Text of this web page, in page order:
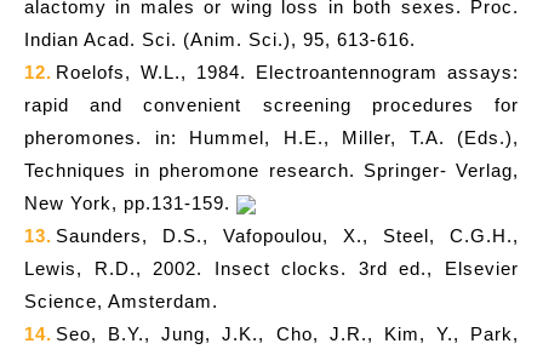
alactomy in males or wing loss in both sexes. Proc.
Indian Acad. Sci. (Anim. Sci.), 95, 613-616.
12. Roelofs, W.L., 1984. Electroantennogram assays:
rapid and convenient screening procedures for
pheromones. in: Hummel, H.E., Miller, T.A. (Eds.),
Techniques in pheromone research. Springer- Verlag,
New York, pp.131-159.
13. Saunders, D.S., Vafopoulou, X., Steel, C.G.H.,
Lewis, R.D., 2002. Insect clocks. 3rd ed., Elsevier
Science, Amsterdam.
14. Seo, B.Y., Jung, J.K., Cho, J.R., Kim, Y., Park,